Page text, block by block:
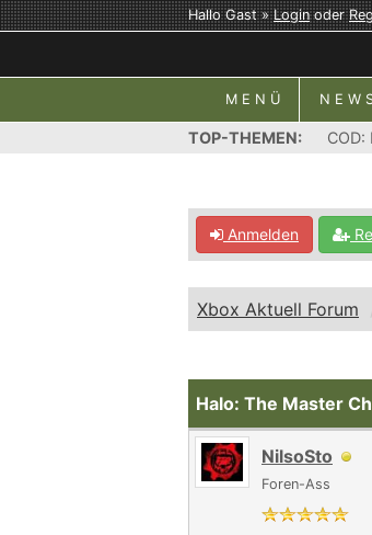
Hallo Gast »Loginoder
MENÜ
TOP-THEMEN: COD:
Anmelden
Xbox Aktuell Forum
Halo: The Master
NilsoSto
Foren-Ass